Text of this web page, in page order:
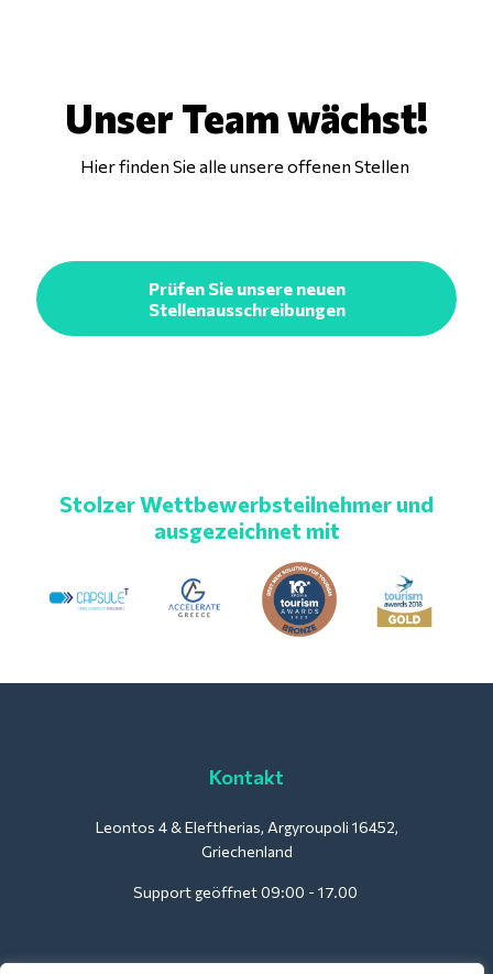
Unser Team wächst!
Hier finden Sie alle unsere offenen Stellen
Prüfen Sie unsere neuen
Stellenausschreibungen
Stolzer Wettbewerbsteilnehmer und
ausgezeichnet mit
Kontakt
Leontos 4 & Eleftherias, Argyroupoli 16452,
Griechenland
Support geöffnet 09:00 - 17.00